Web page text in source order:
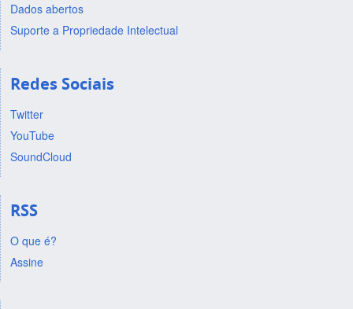
Dados abertos
Suporte a Propriedade Intelectual
Redes Sociais
Twitter
YouTube
SoundCloud
RSS
O que é?
Assine